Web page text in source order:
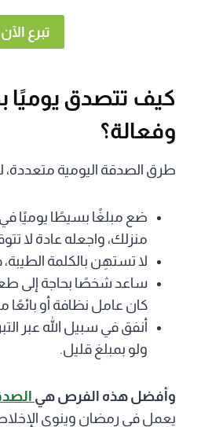
تبرع الآن
كيف تتصدق
وفعالة؟
طرق الصدقة اليومية متعددة،
ضع مبلغًا بسيطًا يوميًا
منزلك، واجعله عادة لا
لا تستهِن بالكلمة
ساعد شخصًا بحاجة إلى
كان عامل نظافة أو بائعًا
أنفق في سبيل الله عبر
ولو بمبلغ قليل.
وأفضل هذه الفرص هي
يعمل في رمضان وينوي الإخلاص